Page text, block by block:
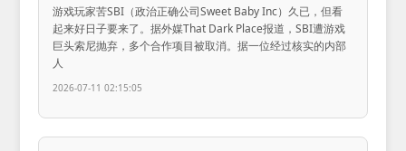
游戏玩家苦SBI（政治正确公司Sweet Baby Inc）久已，但看
起来好日子要来了。据外媒That Dark Place报道，SBI遭游戏
巨头索尼抛弃，多个合作项目被取消。据一位经过核实的内部
人
2026-07-11 02:15:05